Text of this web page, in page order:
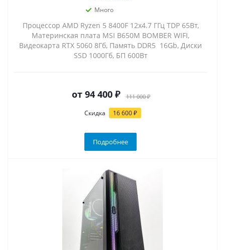
Много
Процессор AMD Ryzen 5 8400F 12x4.7 ГГц TDP 65Вт,
Материнская плата MSI B650M BOMBER WIFI,
Видеокарта RTX 5060 8Гб, Память DDR5 16Gb, Диски
SSD 1000Гб, БП 600Вт
от 94 400 ₽ 111 000 ₽
Скидка 16 600 ₽
Подробнее